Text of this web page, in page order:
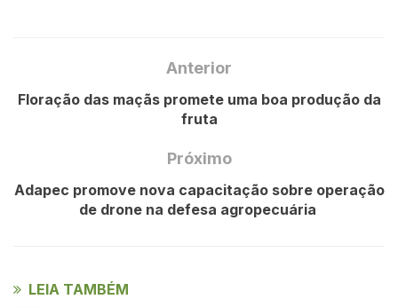
Anterior
Floração das maçãs promete uma boa produção da
fruta
Próximo
Adapec promove nova capacitação sobre operação
de drone na defesa agropecuária
LEIA TAMBÉM